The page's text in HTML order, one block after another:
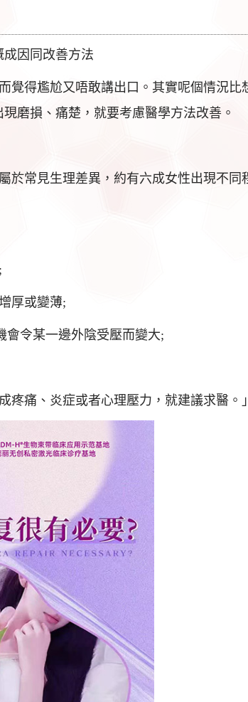
因同改善方法
得尷尬又唔敢講出口。其實呢個情況比
磨損、痛楚，就要考慮醫學方法改善。
於常見生理差異，約有六成女性出現不同
厚或變薄;
會令某一邊外陰受壓而變大;
痛、炎症或者心理壓力，就建議求醫。」